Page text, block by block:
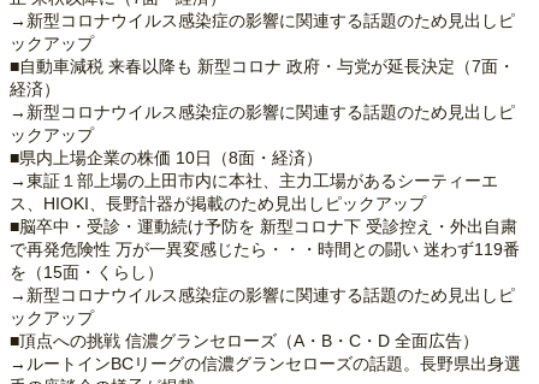
→新型コロナウイルス感染症の影響に関連する話題のため見出しピ
ックアップ
■自動車減税 来春以降も 新型コロナ 政府・与党が延長決定（7面・
経済）
→新型コロナウイルス感染症の影響に関連する話題のため見出しピ
ックアップ
■県内上場企業の株価 10日（8面・経済）
→東証１部上場の上田市内に本社、主力工場があるシーティーエ
ス、HIOKI、長野計器が掲載のため見出しピックアップ
■脳卒中・受診・運動続け予防を 新型コロナ下 受診控え・外出自粛
で再発危険性 万が一異変感じたら・・・時間との闘い 迷わず119番
を（15面・くらし）
→新型コロナウイルス感染症の影響に関連する話題のため見出しピ
ックアップ
■頂点への挑戦 信濃グランセローズ（A・B・C・D 全面広告）
→ルートインBCリーグの信濃グランセローズの話題。長野県出身選